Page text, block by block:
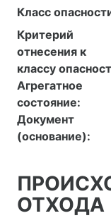
Класс
Критерий
отнесения к
классу
Агрегатное
состояние:
Документ
(основание):
ОТХОДА